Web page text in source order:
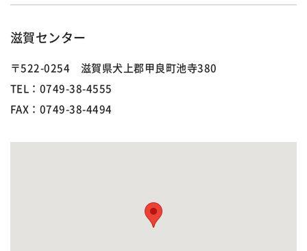
滋賀センター
〒522-0254 滋賀県犬上郡甲良町池寺380
TEL：0749-38-4555
FAX：0749-38-4494